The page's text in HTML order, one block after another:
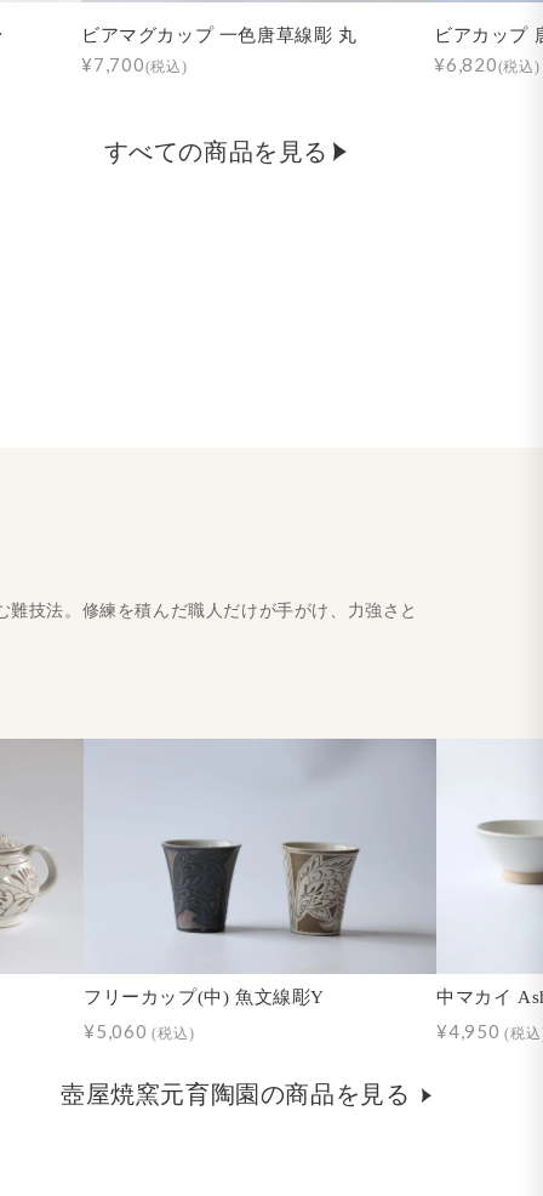
ビアマグカップ 一色唐草線彫 丸
¥7,700(税込)
ビアカップ
¥6,820(税込)
すべての商品を見る
技法。修練を積んだ職人だけが手がけ、力強さと
フリーカップ(中) 魚文線彫Y
¥5,060(税込)
中マカイ
¥4,950(税
壺屋焼窯元育陶園の商品を見る